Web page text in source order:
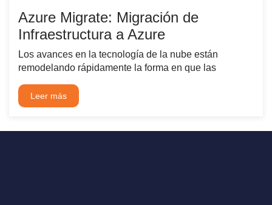
Azure Migrate: Migración de
Infraestructura a Azure
Los avances en la tecnología de la nube están
remodelando rápidamente la forma en que las
Leer más